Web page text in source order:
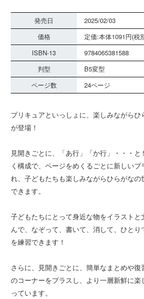
発売日
2025/02/03
価格
定価:本体1091円(税
ISBN-13
9784065381588
判型
B5変型
ページ数
24ページ
プリキュアといっしょに、楽しみながらひ
が登場！
見開きごとに、「あ行」「か行」・・・
く構成で、ページをめくるごとに新しいプ
れ、子どもたちも楽しみながらひらがな
できます。
子どもたちにとって身近な物をイラスト
んで、なぞって、書いて、消して、ひとり
を練習できます！
さらに、見開きごとに、簡単なまとめや
のコーナーをプラスし、より一層新鮮に楽
っています。